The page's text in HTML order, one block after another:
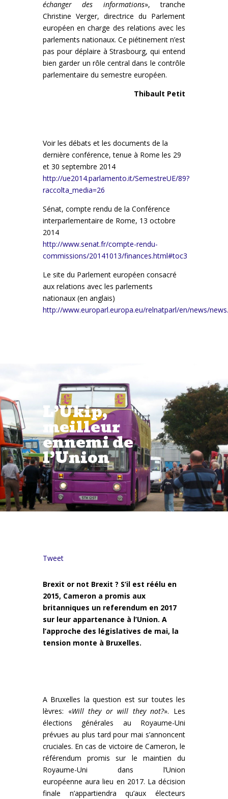
échanger des informations», tranche
Christine Verger, directrice du Parlement
européen en charge des relations avec les
parlements nationaux. Ce piétinement n’est
pas pour déplaire à Strasbourg, qui entend
bien garder un rôle central dans le contrôle
parlementaire du semestre européen.
Thibault Petit
Voir les débats et les documents de la
dernière conférence, tenue à Rome les 29
et 30 septembre 2014
http://ue2014.parlamento.it/SemestreUE/89?
raccolta_media=26
Sénat, compte rendu de la Conférence
interparlementaire de Rome, 13 octobre
2014
http://www.senat.fr/compte-rendu-
commissions/20141013/finances.html#toc3
Le site du Parlement européen consacré
aux relations avec les parlements
nationaux (en anglais)
http://www.europarl.europa.eu/relnatparl/en/news/
L’Ukip,
meilleur
ennemi de
l’Union
Tweet
Brexit or not Brexit ? S‘il est réélu en
2015, Cameron a promis aux
britanniques un referendum en 2017
sur leur appartenance à l’Union. A
l’approche des législatives de mai, la
tension monte à Bruxelles.
A Bruxelles la question est sur toutes les
lèvres: «Will they or will they not?». Les
élections générales au Royaume-Uni
prévues au plus tard pour mai s’annoncent
cruciales. En cas de victoire de Cameron, le
référendum promis sur le maintien du
Royaume-Uni dans l’Union
européenne aura lieu en 2017. La décision
finale n’appartiendra qu’aux électeurs